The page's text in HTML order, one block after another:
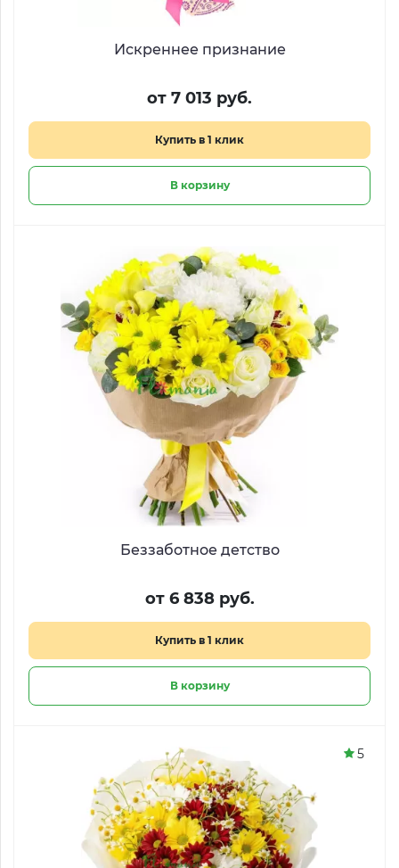
Искреннее признание
от 7 013 руб.
Купить в 1 клик
В корзину
Беззаботное детство
от 6 838 руб.
Купить в 1 клик
В корзину
5